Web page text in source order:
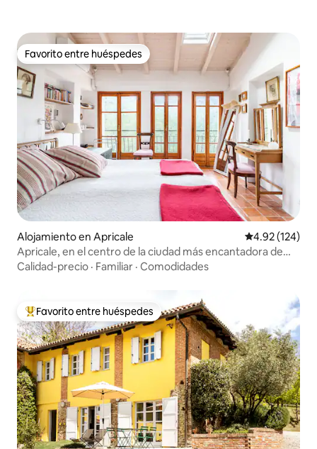
Favorito entre huéspedes
Favorito entre huéspedes
Alojamiento en Apricale Calificación
4.92 (124)
Apricale, en el centro de la ciudad más encantadora de
Italia
Calidad-precio · Familiar · Comodidades
Favorito entre huéspedes preferido
Favorito entre huéspedes